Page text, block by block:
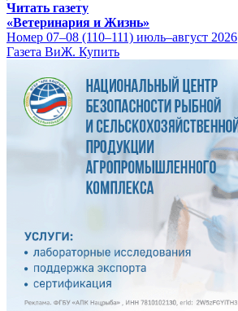
Читать газету
«Ветеринария и Жизнь»
Номер 07–08 (110–111) июль–август 2026
Газета ВиЖ. Купить